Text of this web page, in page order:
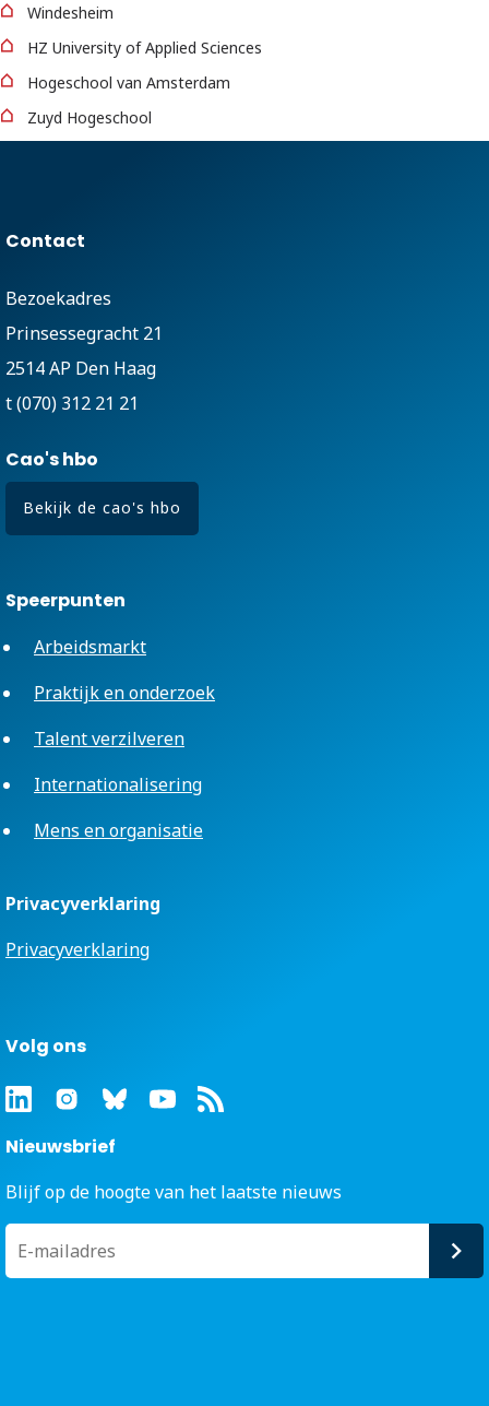
Windesheim
HZ University of Applied Sciences
Hogeschool van Amsterdam
Zuyd Hogeschool
Contact
Bezoekadres
Prinsessegracht 21
2514 AP Den Haag
t (070) 312 21 21
Cao's hbo
Bekijk de cao's hbo
Speerpunten
Arbeidsmarkt
Praktijk en onderzoek
Talent verzilveren
Internationalisering
Mens en organisatie
Privacyverklaring
Privacyverklaring
Volg ons
Nieuwsbrief
Blijf op de hoogte van het laatste nieuws